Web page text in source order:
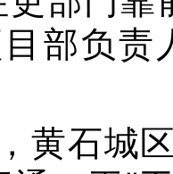
部负责
黄石城